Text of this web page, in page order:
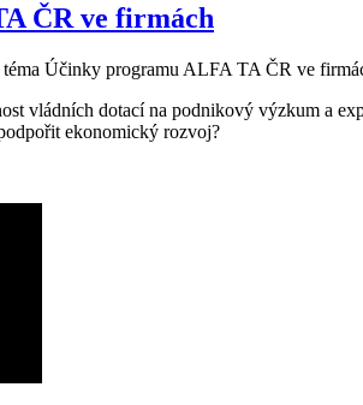
ČR ve firmách
Účinky programu ALFA TA ČR ve
vládních dotací na podnikový výzkum a
ekonomický rozvoj?